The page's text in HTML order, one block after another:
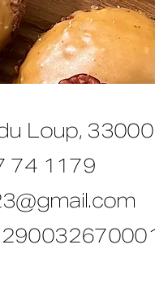
Loup,
74 1179